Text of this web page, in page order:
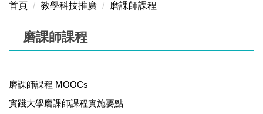
首頁 教學科技推廣 磨課師課程
磨課師課程
磨課師課程 MOOCs
實踐大學磨課師課程實施要點